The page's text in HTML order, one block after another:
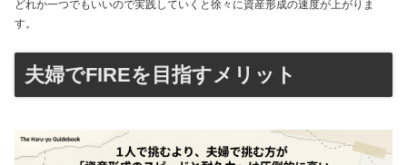
どれか一つでもいいので実践していくと徐々に資産形成の速度が上がりま
す。
夫婦でFIREを目指すメリット